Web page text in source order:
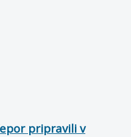
pripravili v